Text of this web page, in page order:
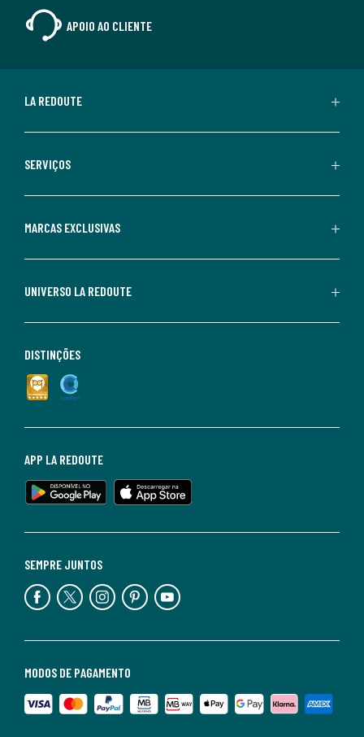
APOIO AO CLIENTE
LA REDOUTE
SERVIÇOS
MARCAS EXCLUSIVAS
UNIVERSO LA REDOUTE
MODOS DE PAGAMENTO
SEMPRE JUNTOS
APP LA REDOUTE
DISTINÇÕES